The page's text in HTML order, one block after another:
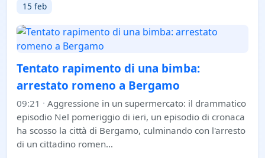
15 feb
Tentato rapimento di una bimba:
arrestato romeno a Bergamo
09:21 · Aggressione in un supermercato: il drammatico
episodio Nel pomeriggio di ieri, un episodio di cronaca
ha scosso la città di Bergamo, culminando con l'arresto
di un cittadino romen…